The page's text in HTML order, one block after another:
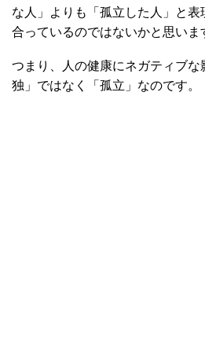
な人」よりも「孤立した人」と表
合っているのではないかと思いま
つまり、人の健康にネガティブな
独」ではなく「孤立」なのです。